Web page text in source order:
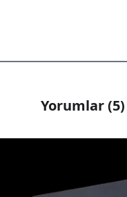
Yorumlar (5)